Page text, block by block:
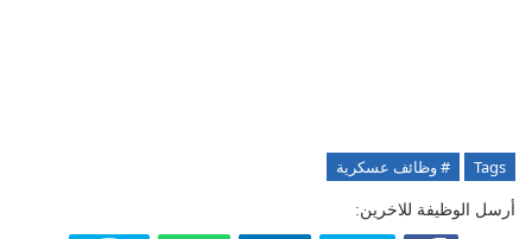
Tags # وظائف عسكرية
أرسل الوظيفة للاخرين: